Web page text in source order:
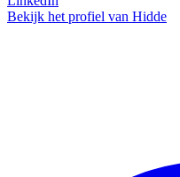
Bekijk het profiel van Hidde